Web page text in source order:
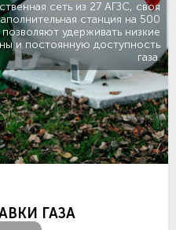
сеть из 27 АГЗС, своя
станция на 500
удерживать низкие
и постоянную доступность
газа.
ГАЗА